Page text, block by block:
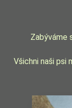
Zabýváme
Všichni naši psi